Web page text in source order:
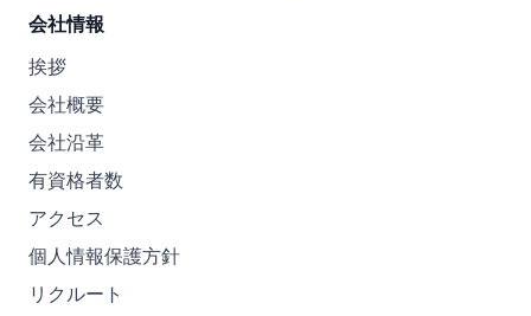
会社情報
挨拶
会社概要
会社沿革
有資格者数
アクセス
個人情報保護方針
リクルート